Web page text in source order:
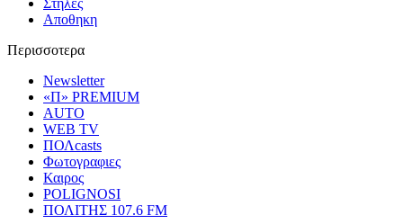
Αποθηκη
Περισσοτερα
Newsletter
«Π» PREMIUM
AUTO
WEB TV
ΠΟΛcasts
Φωτογραφιες
Καιρος
POLIGNOSI
ΠΟΛΙΤΗΣ 107.6 FM